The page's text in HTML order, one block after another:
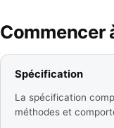
Commencer
Spécification
La spécification
méthodes et